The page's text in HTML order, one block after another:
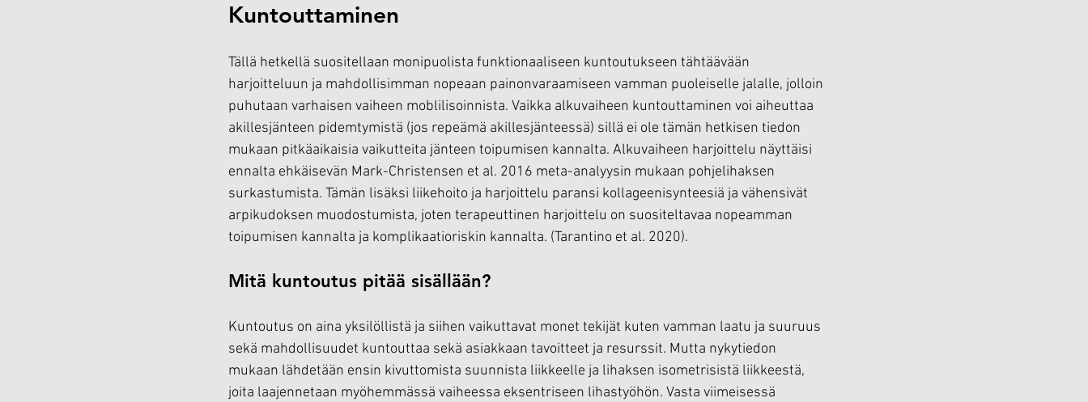
Kuntouttaminen
Tällä hetkellä suositellaan monipuolista funktionaaliseen kuntoutukseen tähtäävään
harjoitteluun ja mahdollisimman nopeaan painonvaraamiseen vamman puoleiselle jalalle, jolloin
puhutaan varhaisen vaiheen moblilisoinnista. Vaikka alkuvaiheen kuntouttaminen voi aiheuttaa
akillesjänteen pidemtymistä (jos repeämä akillesjänteessä) sillä ei ole tämän hetkisen tiedon
mukaan pitkäaikaisia vaikutteita jänteen toipumisen kannalta. Alkuvaiheen harjoittelu näyttäisi
ennalta ehkäisevän Mark-Christensen et al. 2016 meta-analyysin mukaan pohjelihaksen
surkastumista. Tämän lisäksi liikehoito ja harjoittelu paransi kollageenisynteesiä ja vähensivät
arpikudoksen muodostumista, joten terapeuttinen harjoittelu on suositeltavaa nopeamman
toipumisen kannalta ja komplikaatioriskin kannalta. (Tarantino et al. 2020).
Mitä kuntoutus pitää sisällään?
Kuntoutus on aina yksilöllistä ja siihen vaikuttavat monet tekijät kuten vamman laatu ja suuruus
sekä mahdollisuudet kuntouttaa sekä asiakkaan tavoitteet ja resurssit. Mutta nykytiedon
mukaan lähdetään ensin kivuttomista suunnista liikkeelle ja lihaksen isometrisistä liikkeestä,
joita laajennetaan myöhemmässä vaiheessa eksentriseen lihastyöhön. Vasta viimeisessä